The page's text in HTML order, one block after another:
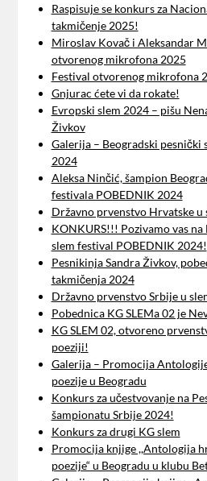
Raspisuje se konkurs za
takmičenje 2025!
Miroslav Kovač i Aleksandar
otvorenog mikrofona 2025
Festival otvorenog mikrofona
Gnjurac ćete vi da rokate!
Evropski slem 2024 – pišu
Živkov
Galerija – Beogradski pesnički
2024
Aleksa Ninčić, šampion
festivala POBEDNIK 2024
Državno prvenstvo Hrvatske u
KONKURS!!! Pozivamo vas
slem festival POBEDNIK 2024!
Pesnikinja Sandra Živkov,
takmičenja 2024
Državno prvenstvo Srbije u
Pobednica KG SLEMa 02 je
KG SLEM 02, otvoreno
poeziji!
Galerija – Promocija
poezije u Beogradu
Konkurs za učestvovanje na
šampionatu Srbije 2024!
Konkurs za drugi KG slem
Promocija knjige ,,Antologija
poezije“ u Beogradu u klubu